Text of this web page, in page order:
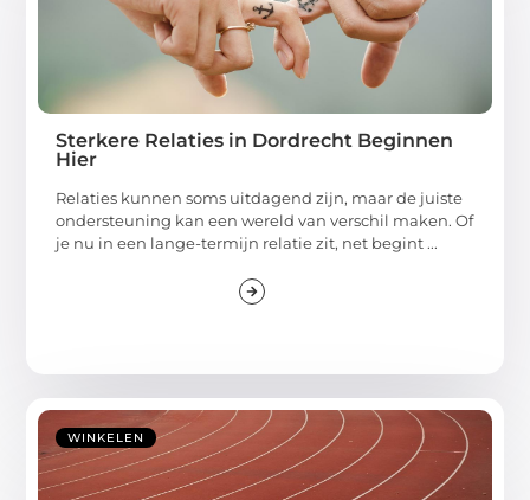
Sterkere Relaties in Dordrecht Beginnen
Hier
Relaties kunnen soms uitdagend zijn, maar de juiste
ondersteuning kan een wereld van verschil maken. Of
je nu in een lange-termijn relatie zit, net begint ...
WINKELEN